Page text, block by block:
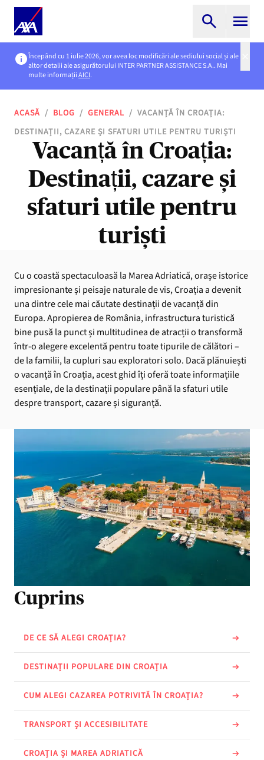
Începând cu 1 iulie 2026, vor avea loc modificări ale sediului social și ale
altor detalii ale asigurătorului INTER PARTNER ASSISTANCE S.A.. Mai
multe informațiiAICI.
ACASĂ / BLOG / GENERAL / VACANȚĂ ÎN CROAȚIA:
DESTINAȚII, CAZARE ȘI SFATURI UTILE PENTRU TURIȘTI
Vacanță în Croația:
Destinații, cazare și
sfaturi utile pentru
turiști
Cu o coastă spectaculoasă la Marea Adriatică, orașe istorice
impresionante și peisaje naturale de vis, Croația a devenit
una dintre cele mai căutate destinații de vacanță din
Europa. Apropierea de România, infrastructura turistică
bine pusă la punct și multitudinea de atracții o transformă
într-o alegere excelentă pentru toate tipurile de călători –
de la familii, la cupluri sau exploratori solo. Dacă plănuiești
o vacanță în Croația, acest ghid îți oferă toate informațiile
esențiale, de la destinații populare până la sfaturi utile
despre transport, cazare și siguranță.
Cuprins
DE CE SĂ ALEGI CROAȚIA?
DESTINAȚII POPULARE DIN CROAȚIA
CUM ALEGI CAZAREA POTRIVITĂ ÎN CROAȚIA?
TRANSPORT ȘI ACCESIBILITATE
CROAȚIA ȘI MAREA ADRIATICĂ